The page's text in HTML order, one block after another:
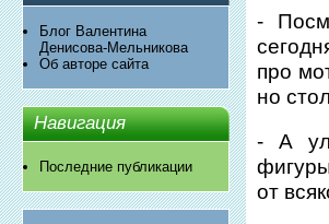
Блог Валентина
Денисова-Мельникова
Об авторе сайта
Навигация
Последние публикации
-
про
но
- А
от